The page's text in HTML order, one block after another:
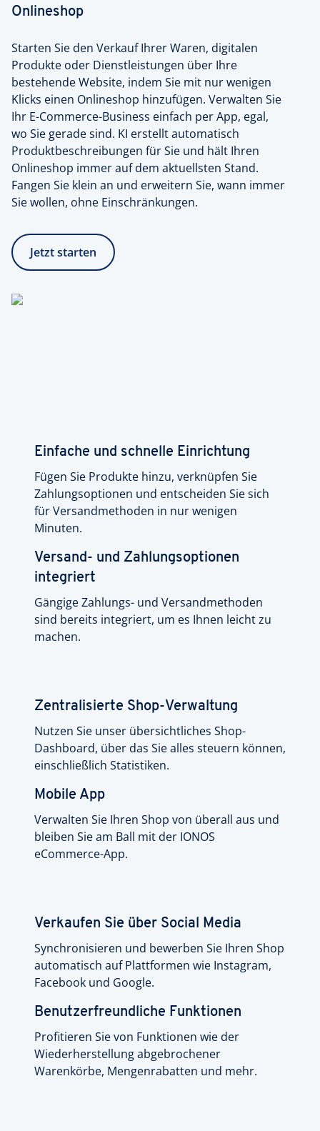
Onlineshop
Starten Sie den Verkauf Ihrer Waren, digitalen
Produkte oder Dienstleistungen über Ihre
bestehende Website, indem Sie mit nur wenigen
Klicks einen Onlineshop hinzufügen. Verwalten Sie
Ihr E-Commerce-Business einfach per App, egal,
wo Sie gerade sind. KI erstellt automatisch
Produktbeschreibungen für Sie und hält Ihren
Onlineshop immer auf dem aktuellsten Stand.
Fangen Sie klein an und erweitern Sie, wann immer
Sie wollen, ohne Einschränkungen.
Jetzt starten
Einfache und schnelle Einrichtung
Fügen Sie Produkte hinzu, verknüpfen Sie
Zahlungsoptionen und entscheiden Sie sich
für Versandmethoden in nur wenigen
Minuten.
Versand- und Zahlungsoptionen
integriert
Gängige Zahlungs- und Versandmethoden
sind bereits integriert, um es Ihnen leicht zu
machen.
Zentralisierte Shop-Verwaltung
Nutzen Sie unser übersichtliches Shop-
Dashboard, über das Sie alles steuern können,
einschließlich Statistiken.
Mobile App
Verwalten Sie Ihren Shop von überall aus und
bleiben Sie am Ball mit der IONOS
eCommerce-App.
Verkaufen Sie über Social Media
Synchronisieren und bewerben Sie Ihren Shop
automatisch auf Plattformen wie Instagram,
Facebook und Google.
Benutzerfreundliche Funktionen
Profitieren Sie von Funktionen wie der
Wiederherstellung abgebrochener
Warenkörbe, Mengenrabatten und mehr.